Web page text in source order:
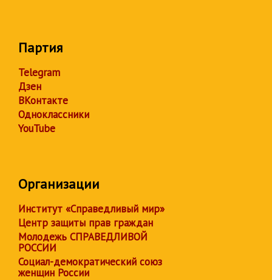
Партия
Telegram
Дзен
ВКонтакте
Одноклассники
YouTube
Организации
Институт «Справедливый мир»
Центр защиты прав граждан
Молодежь СПРАВЕДЛИВОЙ
РОССИИ
Социал-демократический союз
женщин России